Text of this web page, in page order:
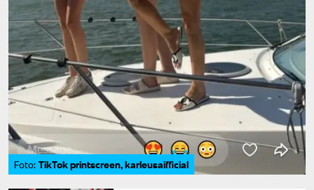
Foto: TikTok printscreen, karleusaifficial